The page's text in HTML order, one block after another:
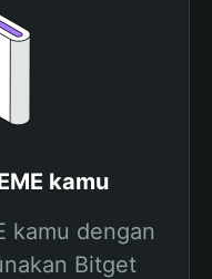
kamu
kamu dengan
Bitget